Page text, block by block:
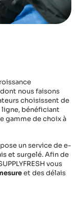
nous faisons
choisissent de
bénéficiant
gamme de choix à
un service de e-
et surgelé. Afin de
vous
et des délais